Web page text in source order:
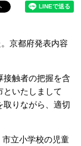
京都府発表内容
接触者の把握を含
といたしまして
取りながら、適切
立小学校の児童